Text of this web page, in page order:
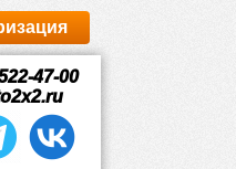
47-00